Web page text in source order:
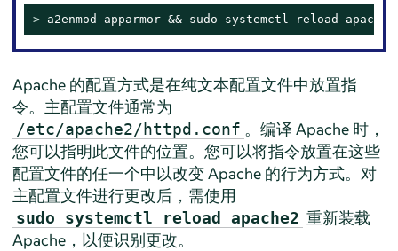
> a2enmod apparmor && sudo systemctl reload apache2
Apache 的配置方式是在纯文本配置文件中放置指
令。主配置文件通常为
/etc/apache2/httpd.conf 。编译 Apache 时，
您可以指明此文件的位置。您可以将指令放置在这些
配置文件的任一个中以改变 Apache 的行为方式。对
主配置文件进行更改后，需使用
sudo systemctl reload apache2 重新装载
Apache，以便识别更改。